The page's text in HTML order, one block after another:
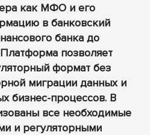
как МФО и его
в банковский
банка до
позволяет
формат без
миграции данных и
бизнес-процессов. В
все необходимые
и регуляторными